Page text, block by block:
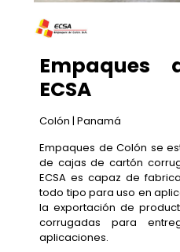
Empaques
ECSA
Colón | Panamá
Empaques de Colón se
de cajas de cartón
ECSA es capaz de
todo tipo para uso en
la exportación de
corrugadas para
aplicaciones.